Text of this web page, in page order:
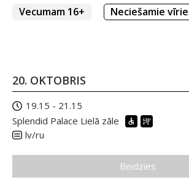
Vecumam 16+ Neciešamie
20. OKTOBRIS
19.15 - 21.15
Splendid Palace Lielā zāle
lv/ru
Beidzies